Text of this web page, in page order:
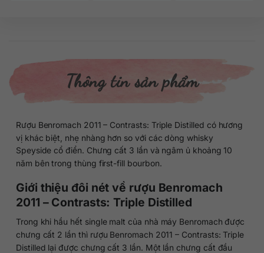
Thông tin sản phẩm
Rượu Benromach 2011 – Contrasts: Triple Distilled có hương
vị khác biệt, nhẹ nhàng hơn so với các dòng whisky
Speyside cổ điển. Chưng cất 3 lần và ngâm ủ khoảng 10
năm bên trong thùng first-fill bourbon.
Giới thiệu đôi nét về rượu Benromach
2011 – Contrasts: Triple Distilled
Trong khi hầu hết single malt của nhà máy Benromach được
chưng cất 2 lần thì rượu Benromach 2011 – Contrasts: Triple
Distilled lại được chưng cất 3 lần. Một lần chưng cất đầu